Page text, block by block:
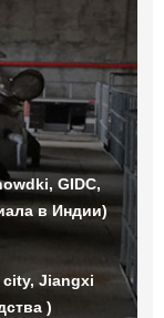
GIDC,
в Индии)
city, Jiangxi
)